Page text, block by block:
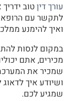
עורך דיןטוב
לתקשר עם
ואיך להימנע
במקום לנסות
מכירים, אתם
שמכיר את
ושיודע איך
שמגיע לכם.